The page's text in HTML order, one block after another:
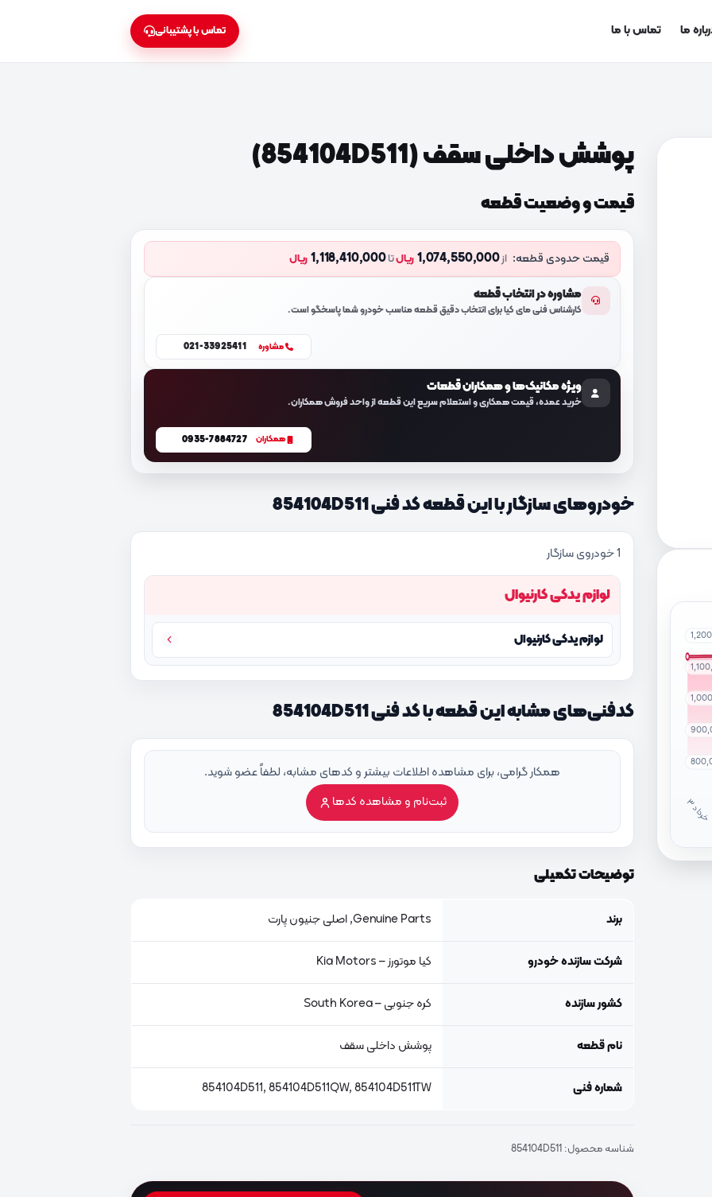
ما تماس با ما تماس با پشتیبانی
خ
ر
داد
۳
پوشش داخلی سقف (854104D511)
قیمت و وضعیت قطعه
قیمت حدودی قطعه: از1,074,550,000ریالتا1,118,410,000ریال
مشاوره در انتخاب قطعه
کارشناس فنی مای کیا برای انتخاب دقیق قطعه مناسب خودرو شما پاسخگو است.
مشاوره 021-33925411
ویژه مکانیک‌ها و همکاران قطعات
خرید عمده، قیمت همکاری و استعلام سریع این قطعه از واحد فروش همکاران.
همکاران 0935-7884727
خودروهای سازگار با این قطعه کد فنی 854104D511
1 خودروی سازگار
لوازم یدکی کارنیوال
لوازم یدکی کارنیوال
کدفنی‌های مشابه این قطعه با کد فنی 854104D511
همکار گرامی، برای مشاهده اطلاعات بیشتر و کدهای مشابه، لطفاً عضو شوید.
ثبت‌نام و مشاهده کدها
توضیحات تکمیلی
برند Genuine Parts, اصلی جنیون پارت
شرکت سازنده خودرو کیا موتورز – Kia Motors
کشور سازنده کره جنوبی – South Korea
نام قطعه پوشش داخلی سقف
شماره فنی 854104D511, 854104D511QW, 854104D511TW
شناسه محصول:854104D511